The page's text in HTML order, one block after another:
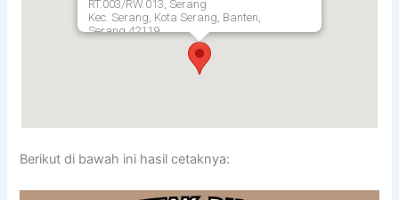
RT.003/RW.013, Serang
Kec. Serang, Kota Serang, Banten,
Serang 42119
Berikut di bawah ini hasil cetaknya: